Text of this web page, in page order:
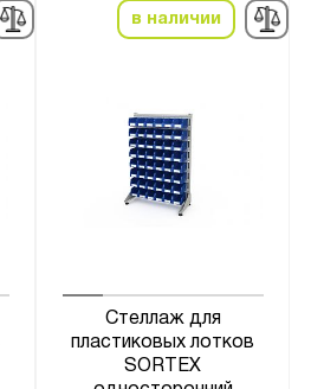
в наличии
Стеллаж для
пластиковых лотков
SORTEX